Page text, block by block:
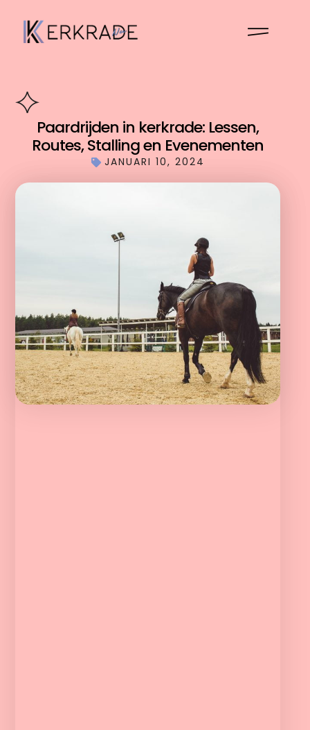
Paardrijden in kerkrade: Lessen,
Routes, Stalling en Evenementen
JANUARI 10, 2024